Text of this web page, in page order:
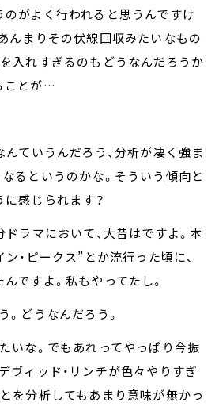
がよく行われると思うんですけ
んまりその伏線回収みたいなもの
入れすぎるのもどうなんだろうか
ことが…
んていうんだろう、分析が凄く強ま
るというのかな。そういう傾向と
感じられます？
ドラマにおいて、大昔はですよ。本
・ピークス”とか流行った頃に、
ですよ。私もやってたし。
。どうなんだろう。
いな。でもあれってやっぱり今振
ヴィッド・リンチが色々やりすぎ
を分析してもあまり意味が無かっ